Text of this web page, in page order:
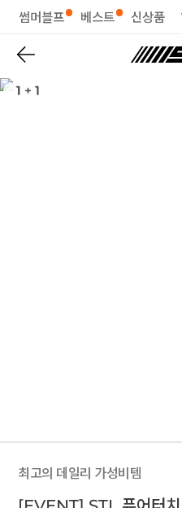
썸머블프 베스트 신상품
최고의 데일리 가성비템